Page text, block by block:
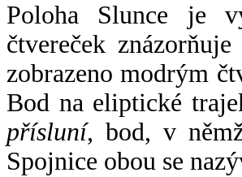
Poloha Slunce je
čtvereček
zobrazeno modrým
Bod na eliptické
přísluní, bod, v
Spojnice obou se